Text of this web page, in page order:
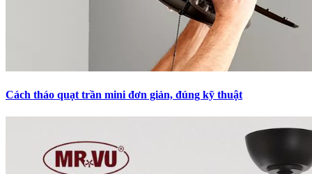
Cách tháo quạt trần mini​ đơn giản, đúng kỹ thuật